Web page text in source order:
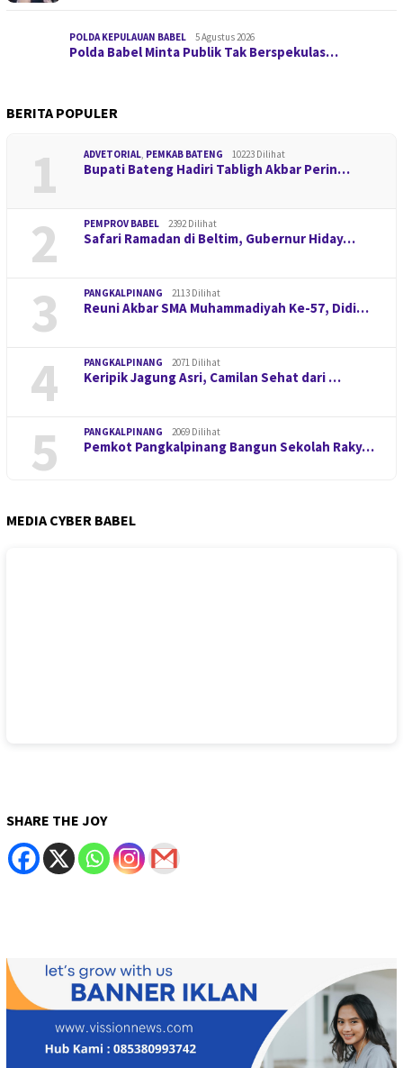
POLDA KEPULAUAN BABEL 5 Agustus 2026
Polda Babel Minta Publik Tak Berspekulas…
BERITA POPULER
1 ADVETORIAL, PEMKAB BATENG 10223 Dilihat
Bupati Bateng Hadiri Tabligh Akbar Perin…
2 PEMPROV BABEL 2392 Dilihat
Safari Ramadan di Beltim, Gubernur Hiday…
3 PANGKALPINANG 2113 Dilihat
Reuni Akbar SMA Muhammadiyah Ke-57, Didi…
4 PANGKALPINANG 2071 Dilihat
Keripik Jagung Asri, Camilan Sehat dari …
5 PANGKALPINANG 2069 Dilihat
Pemkot Pangkalpinang Bangun Sekolah Raky…
MEDIA CYBER BABEL
SHARE THE JOY